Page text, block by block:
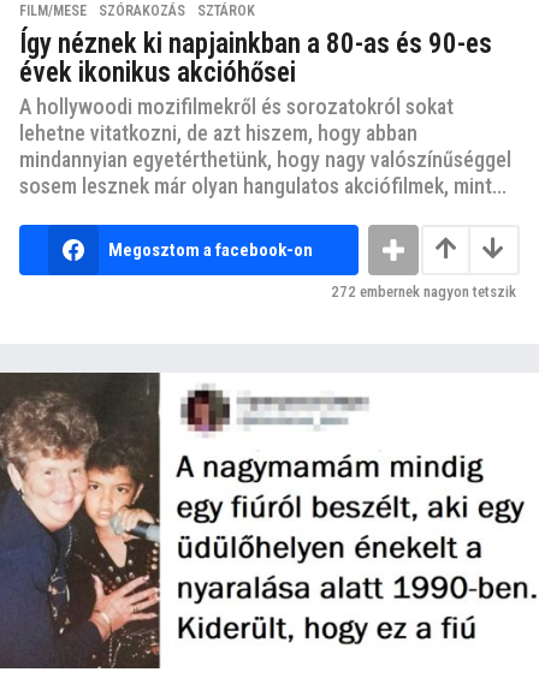
FILM/MESE ,SZÓRAKOZÁS ,SZTÁROK
Így néznek ki napjainkban a 80-as és 90-es
évek ikonikus akcióhősei
A hollywoodi mozifilmekről és sorozatokról sokat
lehetne vitatkozni, de azt hiszem, hogy abban
mindannyian egyetérthetünk, hogy nagy valószínűséggel
sosem lesznek már olyan hangulatos akciófilmek, mint...
Megosztom a facebook-on
272 embernek nagyon tetszik